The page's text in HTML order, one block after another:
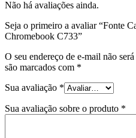
Não há avaliações ainda.
Seja o primeiro a avaliar “Fonte
Chromebook C733”
O seu endereço de e-mail não
são marcados com *
Sua avaliação *
Sua avaliação sobre o produto *